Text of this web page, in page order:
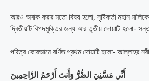
আরও অবাক করার মতো বিষয় হলো, সৃষ্টিকর্তা মহান
দ্বিতীয়টি বিপদমুক্তির জন্য আর তৃতীয় দোয়াটি হলো-
পবিত্র কোরআনে বর্ণিত প্রথম দোয়াটি হলো- আল্লাহর
أَنِّي مَسَّنِيَ الضُّرُّ وَأَنتَ أَرْحَمُ الرَّاحِمِينَ